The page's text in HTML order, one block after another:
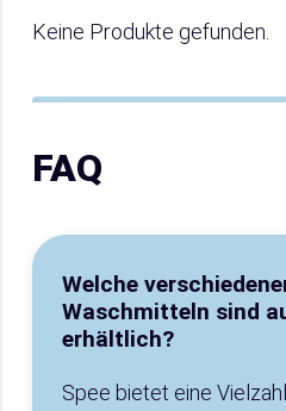
Keine Produkte gefunden.
FAQ
Welche
Waschmitteln sind
erhältlich?
Spee bietet eine